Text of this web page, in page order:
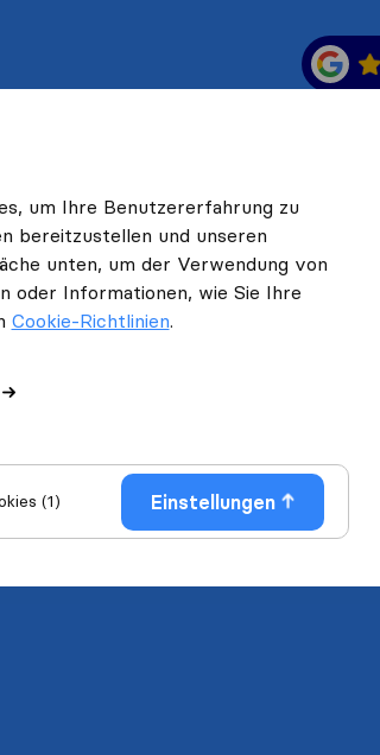
um Ihre Benutzererfahrung zu
bereitzustellen und unseren
unten, um der Verwendung von
oder Informationen, wie Sie Ihre
Cookie-Richtlinien.
(1) Einstellungen